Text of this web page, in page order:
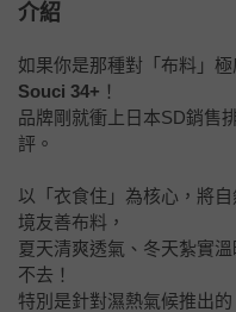
介紹
如果你是那種對「布料」
Souci 34+ ！
品牌剛就衝上日本SD銷售
評。
以「衣食住」為核心，將
境友善布料，
夏天清爽透氣、冬天紮實
不去！
特別是針對濕熱氣候推出